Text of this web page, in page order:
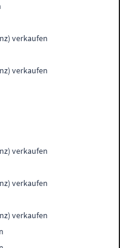
verkaufen
verkaufen
verkaufen
verkaufen
verkaufen